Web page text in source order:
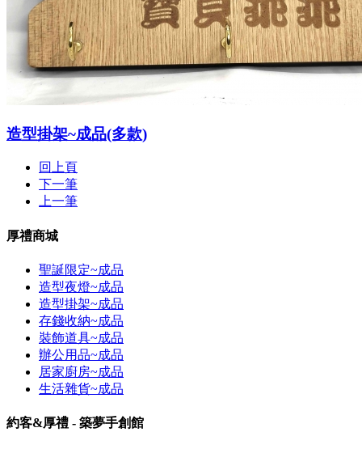
造型掛架~成品(多款)
回上頁
下一筆
上一筆
厚禮商城
聖誕限定~成品
造型夜燈~成品
造型掛架~成品
存錢收納~成品
裝飾道具~成品
辦公用品~成品
居家廚房~成品
生活雜貨~成品
約客&厚禮 - 築夢手創館